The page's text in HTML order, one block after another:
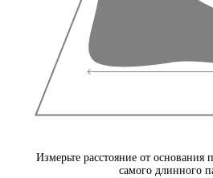
Измерьте расстояние от основания
самого длинного